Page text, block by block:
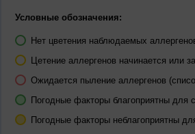
Условные обозначения:
Нет цветения наблюдаемых
Цетение аллергенов начинается или
Ожидается пыление аллергенов
Погодные факторы благоприятны для
Погодные факторы неблагоприятны